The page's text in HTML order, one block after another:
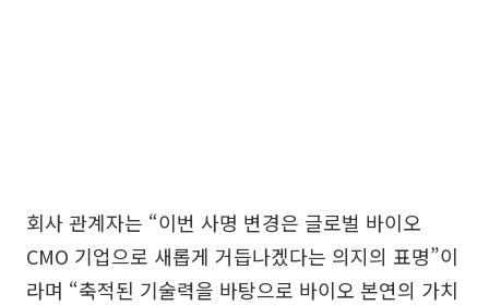
회사 관계자는 “이번 사명 변경은 글로벌 바이오
CMO 기업으로 새롭게 거듭나겠다는 의지의 표명”이
라며 “축적된 기술력을 바탕으로 바이오 본연의 가치